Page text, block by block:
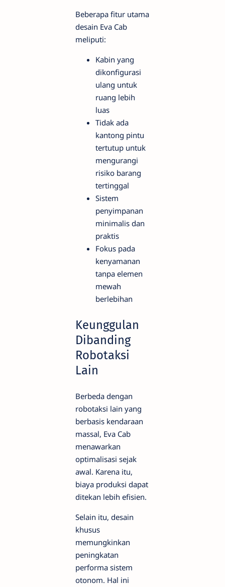
Beberapa fitur utama
desain Eva Cab
meliputi:
Kabin yang
dikonfigurasi
ulang untuk
ruang lebih
luas
Tidak ada
kantong pintu
tertutup untuk
mengurangi
risiko barang
tertinggal
Sistem
penyimpanan
minimalis dan
praktis
Fokus pada
kenyamanan
tanpa elemen
mewah
berlebihan
Keunggulan
Dibanding
Robotaksi
Lain
Berbeda dengan
robotaksi lain yang
berbasis kendaraan
massal, Eva Cab
menawarkan
optimalisasi sejak
awal. Karena itu,
biaya produksi dapat
ditekan lebih efisien.
Selain itu, desain
khusus
memungkinkan
peningkatan
performa sistem
otonom. Hal ini